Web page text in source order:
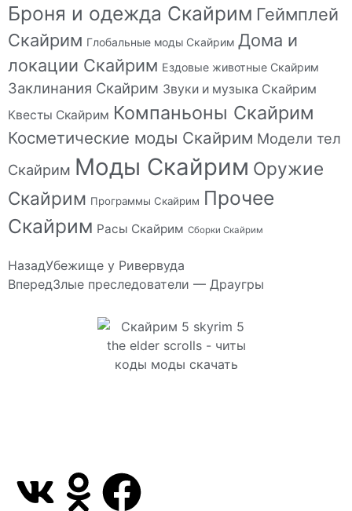
Броня и одежда Скайрим Геймплей
Скайрим Глобальные моды Скайрим Дома и
локации Скайрим Ездовые животные Скайрим
Заклинания Скайрим Звуки и музыка Скайрим
Квесты Скайрим Компаньоны Скайрим
Косметические моды Скайрим Модели тел
Скайрим Моды Скайрим Оружие
Скайрим Программы Скайрим Прочее
Скайрим Расы Скайрим Сборки Скайрим
НазадУбежище у Ривервуда
ВпередЗлые преследователи — Драугры